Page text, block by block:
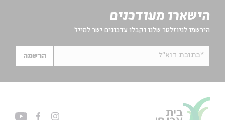
הישארו מעודכנים
הירשמו לניוזלטר שלנו וקבלו עדכונים ישר למייל
*כתובת דוא"ל הרשמה